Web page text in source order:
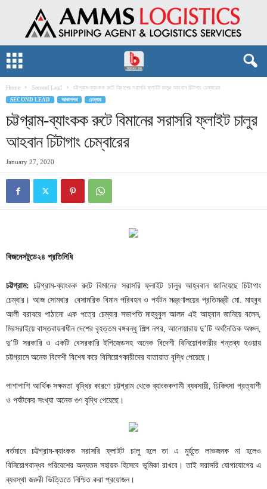
Home Second Lead চট্টগ্রাম-ব্যাংকক রুটে বিমানের সরাসরি ফ্লাইট চালুর আহবান চিটাগাং চেম্বারের
SECOND LEAD আকাশপথ চেম্বার
চট্টগ্রাম-ব্যাংকক রুটে বিমানের সরাসরি ফ্লাইট চালুর
আহবান চিটাগাং চেম্বারের
January 27, 2020
বিজনেসটুডে২৪ প্রতিনিধি
চট্টগ্রাম: চট্টগ্রাম-ব্যাংকক রুটে বিমানের সরাসরি ফ্লাইট চালুর আহ্ববান জানিয়েছে চিটাগাং
চেম্বার। আজ সোমবার বেসামরিক বিমান পরিবহন ও পর্যটন মন্ত্রণালয়ের প্রতিমন্ত্রী মো. মাহবুব
আলী বরাবরে পাঠানো এক পত্রে চেম্বার সভাপতি মাহবুবুল আলম এই আহ্বান জানিয়ে বলেন,
মিরসরাইয়ে বাস্তবায়নাধীন দেশের বৃহত্তম বঙ্গবন্ধু শিল্প নগর, আনোয়ারায় দু’টি অর্থনৈতিক অঞ্চল,
দু’টি সরকারি ও একটি বেসরকারি ইপিজেডসহ অনেক বিদেশী বিনিয়োগকারীর গন্তব্য হওয়ায়
চট্টগ্রামে অনেক বিদেশী বিশেষ করে বিনিয়োগকারীদের যাতায়াত বৃদ্ধি পেয়েছে।
পাশাপাশি আর্থিক সক্ষমতা বৃদ্ধির কারণে চট্টগ্রাম থেকে ব্যাংককগামী ব্যবসায়ী, চিকিৎসা প্রত্যাশী
ও পর্যটকের সংখ্যা অনেক গুণ বৃদ্ধি পেয়েছে।
বর্তমানে চট্টগ্রাম-ব্যাংকক সরাসরি ফ্লাইট চালু হলে তা এ মুর্হূতে লাভজনক না হলেও
বিনিয়োগবান্ধব পরিবেশের অন্যতম সহায়ক হিসেবে ভূমিকা রাখবে। তাই সরাসরি যোগাযোগের এ
ব্যবস্থা জরুরী ভিত্তিতে নিশ্চিত করা প্রয়োজন।